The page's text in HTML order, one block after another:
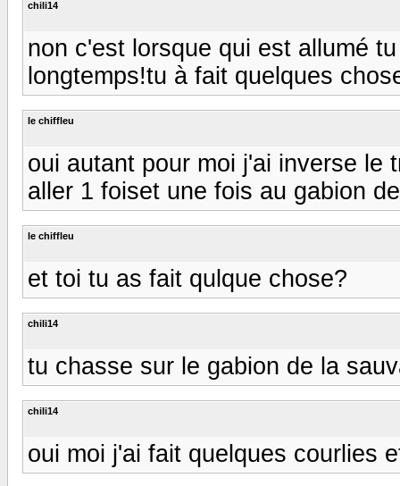
chili14
non c'est lorsque qui est allumé
longtemps!tu à fait quelques
le chiffleu
oui autant pour moi j'ai inverse le
aller 1 foiset une fois au gabion
le chiffleu
et toi tu as fait qulque chose?
chili14
tu chasse sur le gabion de la
chili14
oui moi j'ai fait quelques courlies